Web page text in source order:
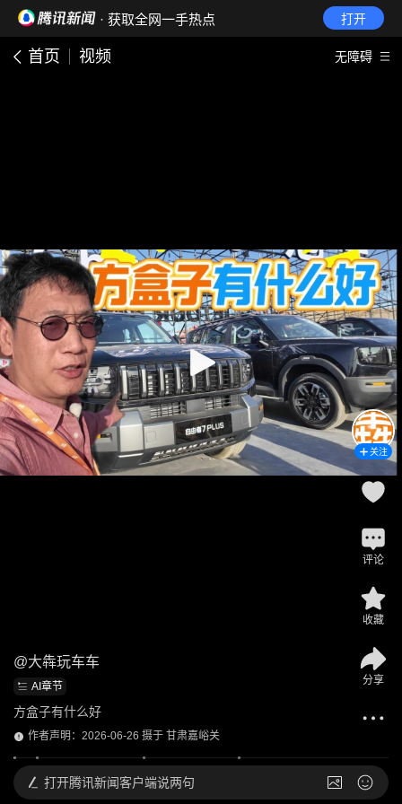
· 获取全网一手热点 打开
首页 视频 无障碍
@大犇玩车车
AI章节
方盒子有什么好
作者声明：2026-06-26 摄于 甘肃嘉峪关
关注
评论
收藏
分享
打开腾讯新闻客户端说两句